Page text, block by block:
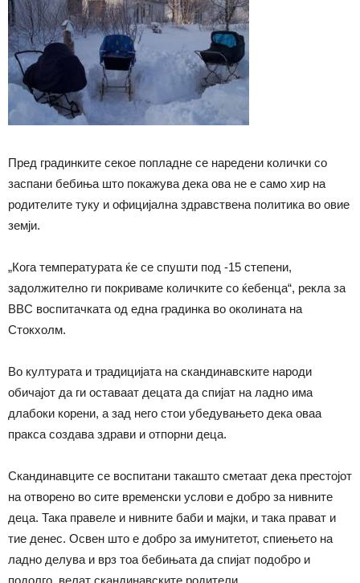
Пред градинките секое попладне се наредени колички со
заспани бебиња што покажува дека ова не е само хир на
родителите туку и официјална здравствена политика во овие
земји.
„Кога температурата ќе се спушти под -15 степени,
задолжително ги покриваме количките со ќебенца“, рекла за
BBC воспитачката од една градинка во околината на
Стокхолм.
Во културата и традицијата на скандинавските народи
обичајот да ги оставаат децата да спијат на ладно има
длабоки корени, а зад него стои убедувањето дека оваа
пракса создава здрави и отпорни деца.
Скандинавците се воспитани такашто сметаат дека престојот
на отворено во сите временски услови е добро за нивните
деца. Така правеле и нивните баби и мајки, и така прават и
тие денес. Освен што е добро за имунитетот, спиењето на
ладно делува и врз тоа бебињата да спијат подобро и